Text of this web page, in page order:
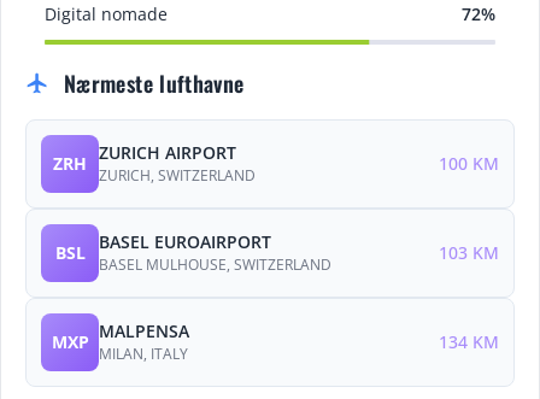
Digital nomade 72%
flight Nærmeste lufthavne
ZRH ZURICH AIRPORT
ZURICH, SWITZERLAND
100 KM
BSL BASEL EUROAIRPORT
BASEL MULHOUSE, SWITZERLAND
103 KM
MXP MALPENSA
MILAN, ITALY
134 KM